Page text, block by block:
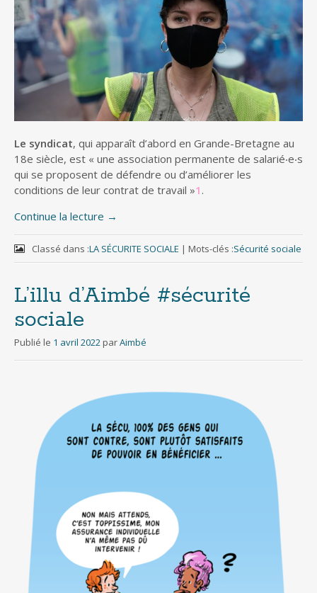
Le syndicat, qui apparaît d’abord en Grande-Bretagne au
18e siècle, est « une association permanente de salarié‧e‧s
qui se proposent de défendre ou d’améliorer les
conditions de leur contrat de travail »1 .
Continue la lecture →
Classé dans :LA SÉCURITE SOCIALE | Mots-clés :Sécurité sociale
L’illu d’Aimbé #sécurité
sociale
Publié le 1 avril 2022 parAimbé